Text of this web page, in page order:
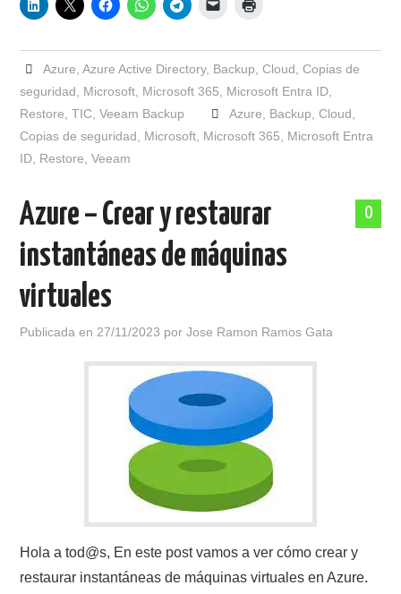
Azure Azure Active Directory, Backup Cloud Copias de
seguridad
Microsoft Microsoft 365 Microsoft Entra ID
Restore ,TIC ,Veeam Backup Azure Backup Cloud
Copias de seguridad
Microsoft Microsoft 365
Microsoft Entra
ID Restore ,Veeam
0
Azure – Crear y restaurar
instantáneas de máquinas
virtuales
Publicada en 27/11/2023 porJose Ramon Ramos Gata
Hola a tod@s, En este post vamos a ver cómo crear y
restaurar instantáneas de máquinas virtuales en Azure.